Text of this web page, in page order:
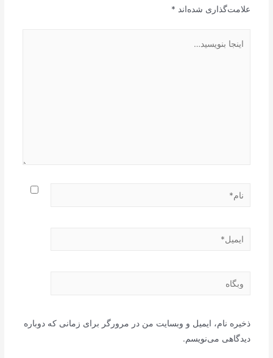
علامت‌گذاری شده‌اند *
بنویسید…
نام*
ایمیل*
وبگاه
ذخیره نام، ایمیل و وبسایت من در مرورگر برای زمانی که دوباره
دیدگاهی می‌نویسم.